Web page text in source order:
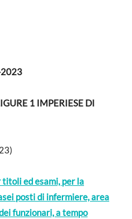
1 IMPERIESE DI
ed esami, per la
posti di infermiere, area
funzionari, a tempo